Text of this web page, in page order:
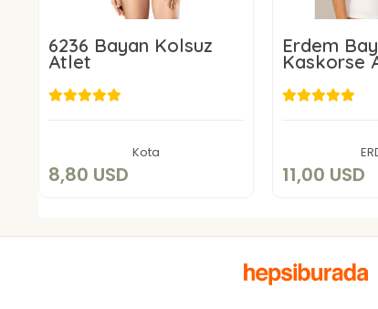
6236 Bayan Kolsuz
Atlet
Kota
8,80 USD
Add to cart
Erdem
Kaskorse
11,00 USD